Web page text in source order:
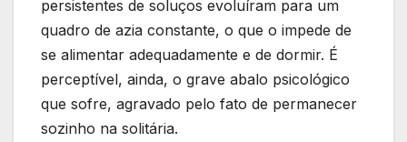
persistentes de soluços evoluíram para um
quadro de azia constante, o que o impede de
se alimentar adequadamente e de dormir. É
perceptível, ainda, o grave abalo psicológico
que sofre, agravado pelo fato de permanecer
sozinho na solitária.